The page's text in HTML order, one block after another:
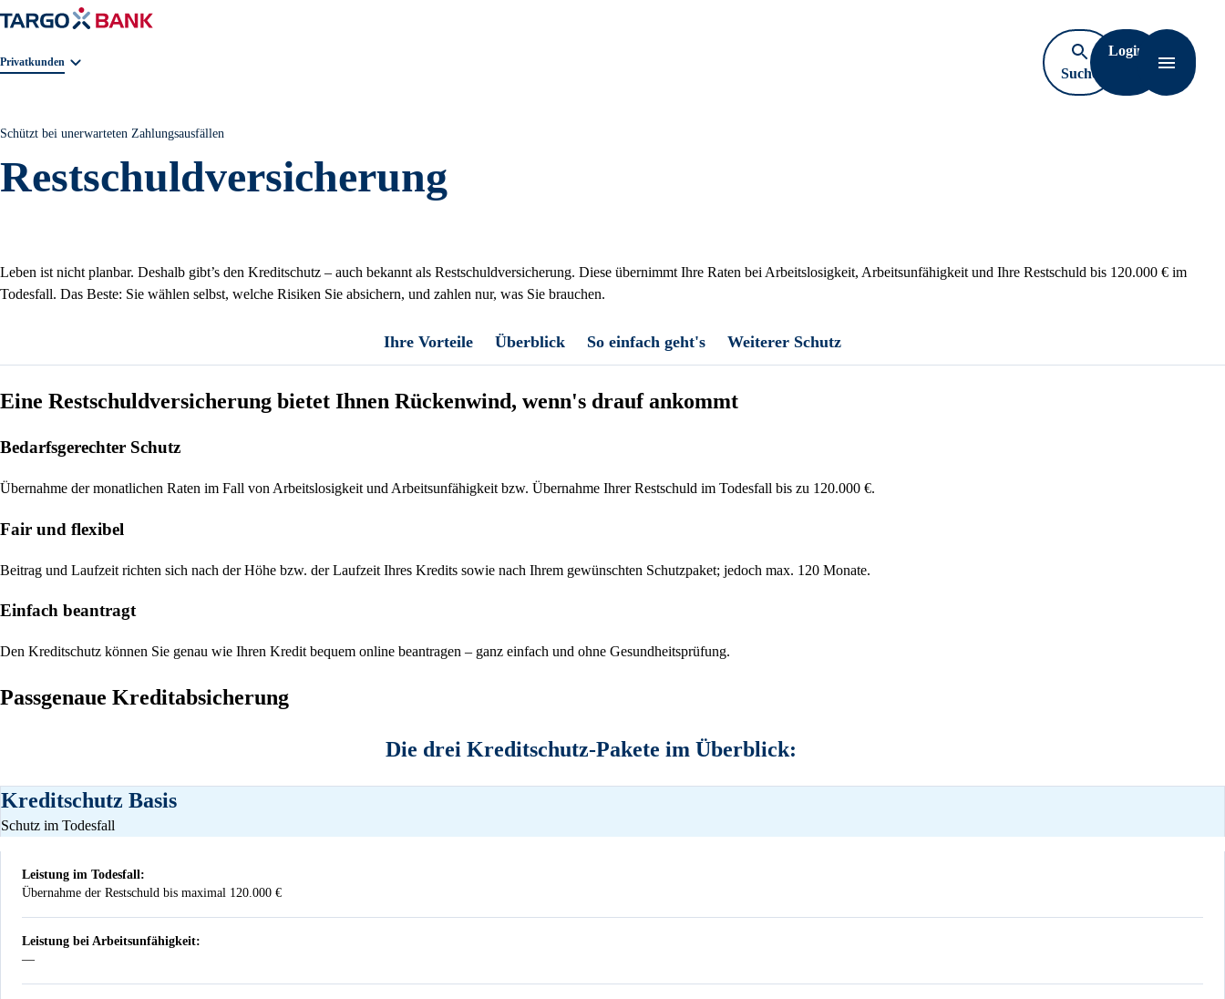
Geschäftsbereichnavigation. Aktuelle Auswahl:
Privatkunden
Suche
öffnen
Login
Schützt bei unerwarteten Zahlungsausfällen
Restschuldversicherung
Leben ist nicht planbar. Deshalb gibt’s den Kreditschutz – auch bekannt als Restschuldversicherung. Diese übernimmt Ihre Raten bei Arbeitslosigkeit, Arbeitsunfähigkeit und Ihre Restschuld bis 120.000 € im
Todesfall. Das Beste: Sie wählen selbst, welche Risiken Sie absichern, und zahlen nur, was Sie brauchen.
Ihre Vorteile Überblick So einfach geht's Weiterer Schutz
Eine Restschuldversicherung bietet Ihnen Rückenwind, wenn's drauf ankommt
Bedarfsgerechter Schutz
Übernahme der monatlichen Raten im Fall von Arbeitslosigkeit und Arbeitsunfähigkeit bzw. Übernahme Ihrer Restschuld im Todesfall bis zu 120.000 €.
Fair und flexibel
Beitrag und Laufzeit richten sich nach der Höhe bzw. der Laufzeit Ihres Kredits sowie nach Ihrem gewünschten Schutzpaket; jedoch max. 120 Monate.
Einfach beantragt
Den Kreditschutz können Sie genau wie Ihren Kredit bequem online beantragen – ganz einfach und ohne Gesundheitsprüfung.
Passgenaue Kreditabsicherung
Die drei Kreditschutz-Pakete im Überblick:
Kreditschutz Basis
Schutz im Todesfall
Leistung im Todesfall:
Übernahme der Restschuld bis maximal 120.000 €
Leistung bei Arbeitsunfähigkeit:
—